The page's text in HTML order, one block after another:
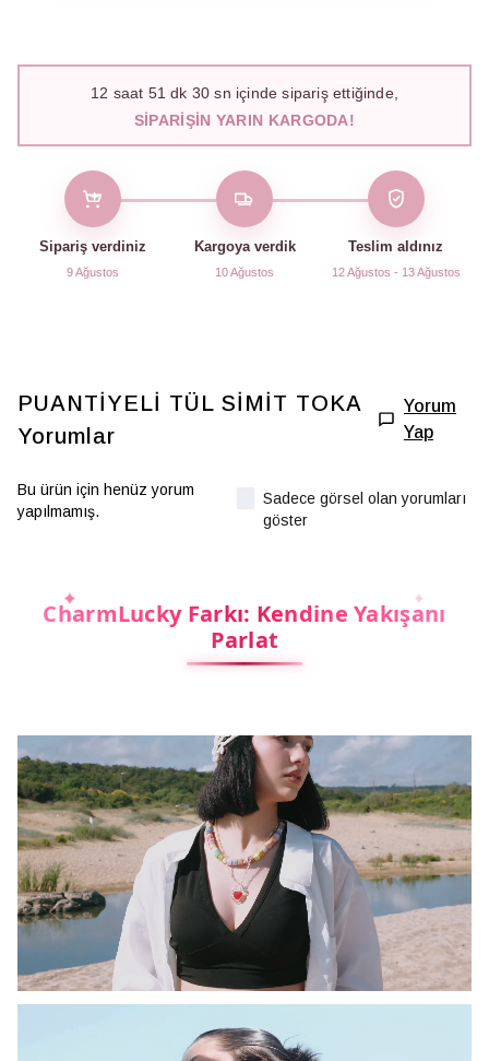
12 saat 51 dk 29 sn içinde sipariş ettiğinde,
SIPARIŞIN YARIN KARGODA!
Sipariş verdiniz
9 Ağustos
Kargoya verdik
10 Ağustos
Teslim aldınız
12 Ağustos - 13 Ağustos
PUANTİYELİ TÜL SİMİT TOKA
Yorumlar
Yorum
Yap
Bu ürün için henüz yorum
yapılmamış.
Sadece görsel olan yorumları
göster
CharmLucky Farkı: Kendine Yakışanı
Parlat